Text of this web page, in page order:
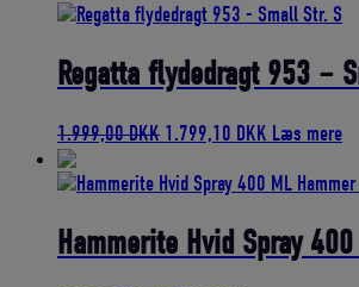
pris
145,00 DKK.
pris
130,50 DKK.
Regatta flydedragt 953 –
1.999,00DKK Den
pris
1.999,00 DKK.
1.799,10 DKK Den
pris
1.799,10
Læs mere
Hammerite Hvid Spray